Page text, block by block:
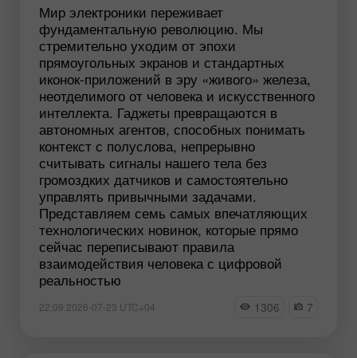
Мир электроники переживает
фундаментальную революцию. Мы
стремительно уходим от эпохи
прямоугольных экранов и стандартных
иконок-приложений в эру «живого» железа,
неотделимого от человека и искусственного
интеллекта. Гаджеты превращаются в
автономных агентов, способных понимать
контекст с полуслова, непрерывно
считывать сигналы нашего тела без
громоздких датчиков и самостоятельно
управлять привычными задачами.
Представляем семь самых впечатляющих
технологических новинок, которые прямо
сейчас переписывают правила
взаимодействия человека с цифровой
реальностью
22:09 2026-07-23 UTC+04 1306 7